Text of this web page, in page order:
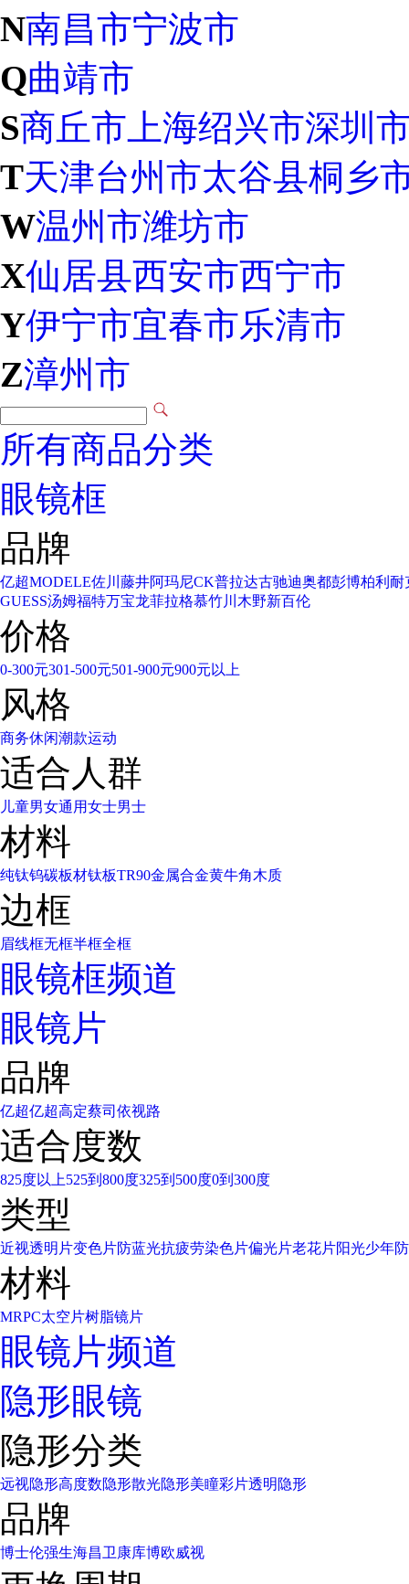
N南昌市宁波市
Q曲靖市
S商丘市 上海绍兴市深圳
T天津台州市太谷县桐乡
W温州市潍坊市
X仙居县西安市西宁市
Y伊宁市宜春市乐清市
Z漳州市
所有商品分类
眼镜框
品牌
亿超MODELE佐川藤井阿玛尼CK普拉达古驰迪奥都彭博柏利 耐
GUESS汤姆福特万宝龙菲拉格慕竹川木野新百伦
价格
0-300元301-500元501-900元900元以上
风格
商务休闲潮款运动
适合人群
儿童男女通用女士男士
材料
纯钛钨碳板材钛板TR90金属合金黄牛角木质
边框
眉线框无框半框全框
眼镜框频道
眼镜片
品牌
亿超亿超高定蔡司 依视路
适合度数
825度以上525到800度325到500度0到300度
类型
近视透明片变色片防蓝光抗疲劳染色片偏光片老花片阳光少年
材料
MRPC太空片树脂镜片
眼镜片频道
隐形眼镜
隐形分类
远视隐形高度数隐形散光隐形美瞳彩片透明隐形
品牌
博士伦强生海昌卫康库博欧威视